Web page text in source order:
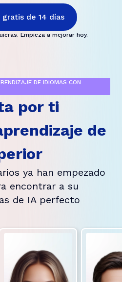
de 14 días
Empieza a mejorar hoy.
DE IDIOMAS CON
por ti
de
ya han empezado
encontrar a su
de IA perfecto